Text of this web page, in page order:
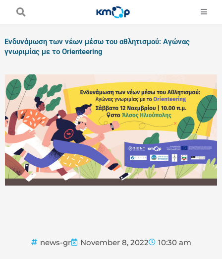
Ενδυνάμωση των νέων μέσω του αθλητισμού: Αγώνας
γνωριμίας με το Orienteering
news-gr November 8, 2022 10:30 am